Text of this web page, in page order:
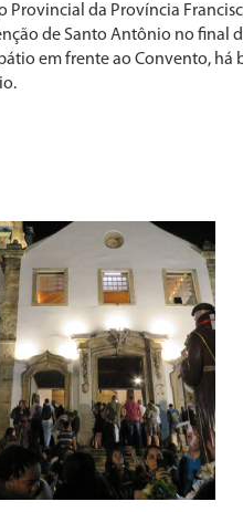
Provincial da Província
de Santo Antônio no final
em frente ao Convento, há